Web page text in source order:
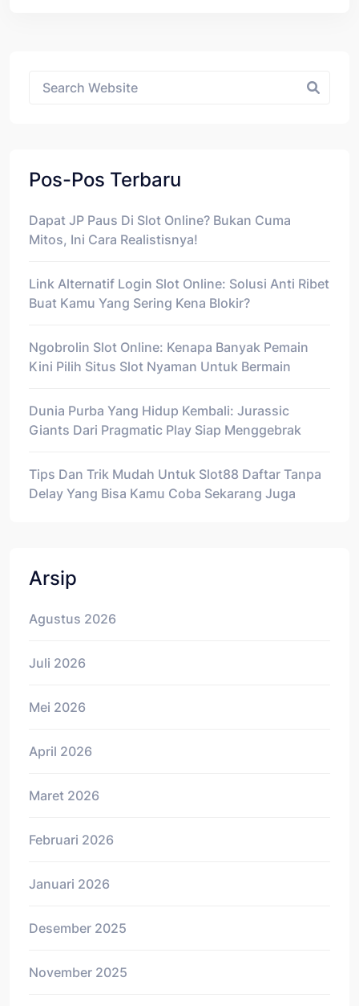
Pos-Pos Terbaru
Dapat JP Paus Di Slot Online? Bukan Cuma
Mitos, Ini Cara Realistisnya!
Link Alternatif Login Slot Online: Solusi Anti Ribet
Buat Kamu Yang Sering Kena Blokir?
Ngobrolin Slot Online: Kenapa Banyak Pemain
Kini Pilih Situs Slot Nyaman Untuk Bermain
Dunia Purba Yang Hidup Kembali: Jurassic
Giants Dari Pragmatic Play Siap Menggebrak
Tips Dan Trik Mudah Untuk Slot88 Daftar Tanpa
Delay Yang Bisa Kamu Coba Sekarang Juga
Arsip
Agustus 2026
Juli 2026
Mei 2026
April 2026
Maret 2026
Februari 2026
Januari 2026
Desember 2025
November 2025